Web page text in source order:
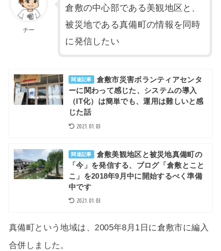
チー
倉敷の中心部である美観地区と、
被災地である真備町の情報を同時
に発信したい
関連記事
倉敷市災害ボランティアセンタ
ーに関わって感じた、システムの導入
（IT化）は簡単でも、運用は難しいと感
じた話
2021.01.03
関連記事
倉敷美観地区と被災地真備町の
「今」を発信する、ブログ「倉敷とこと
こ」を2018年9月中に開始するべく準備
中です
2021.01.03
真備町という地域は、2005年8月1日に倉敷市に編入
合併しました。